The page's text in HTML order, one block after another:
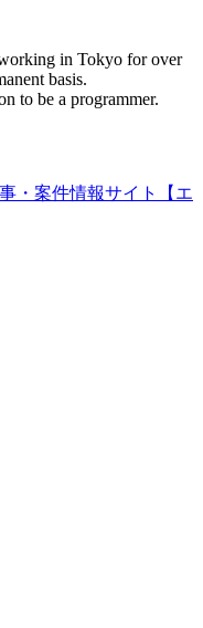
in Tokyo for over
basis.
to be a programmer.
・案件情報サイト【エ